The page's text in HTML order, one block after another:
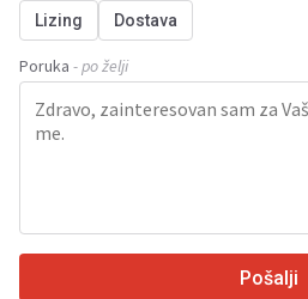
Lizing Dostava
Poruka - po želji
Pošalji